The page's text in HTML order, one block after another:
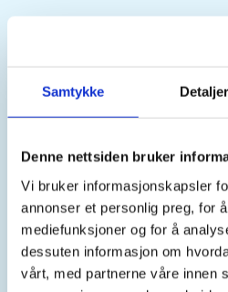
Samtykke Detaljer
Denne nettsiden bruker
Vi bruker informasjonskapsler
annonser et personlig preg, for
mediefunksjoner og for å
dessuten informasjon om
vårt, med partnerne våre innen
Risør
Tid
12. Sep 2026
Kl. 12.00 - 17.00